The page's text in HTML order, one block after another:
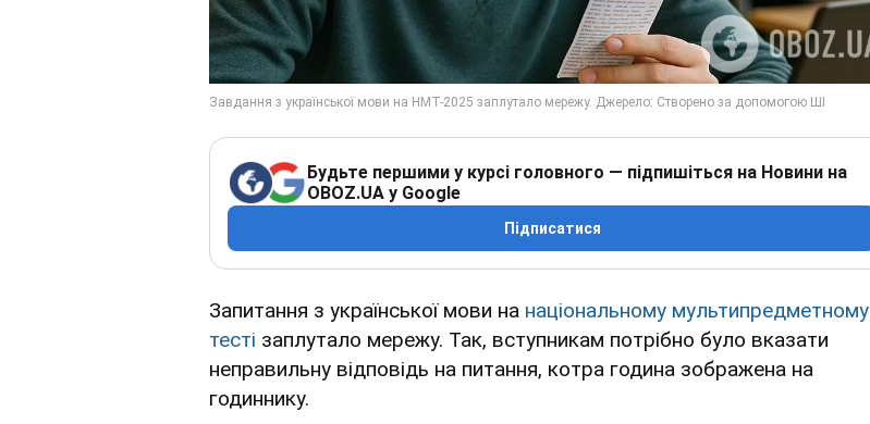
Будьте першими у курсі головного — підпишіться на Новини на
OBOZ.UA у Google
Підписатися
Запитання з української мови на національному мультипредметному
тесті заплутало мережу. Так, вступникам потрібно було вказати
неправильну відповідь на питання, котра година зображена на
годиннику.